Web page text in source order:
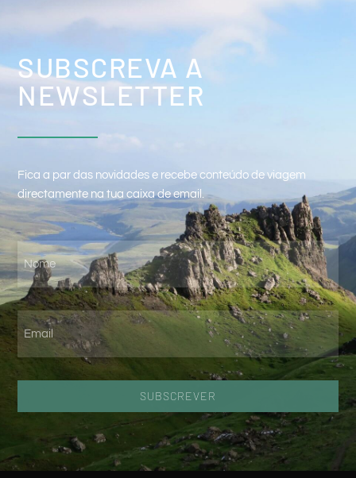
SUBSCREVA A
NEWSLETTER
Fica a par das novidades e recebe conteúdo de viagem
directamente na tua caixa de email.
SUBSCREVER